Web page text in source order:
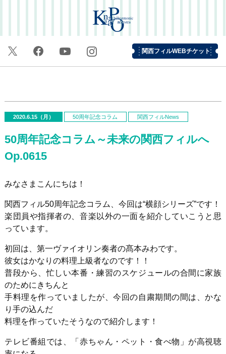
関西フィルWEBチケット
2020.6.15（月） 50周年記念コラム 関西フィルNews
50周年記念コラム～未来の関西フィルへ
Op.0615
みなさまこんにちは！
関西フィル50周年記念コラム、今回は“横顔シリーズ”です！
楽団員や指揮者の、音楽以外の一面を紹介していこうと思
っています。
初回は、第一ヴァイオリン奏者の髙本みわです。
彼女はかなりの料理上級者なのです！！
普段から、忙しい本番・練習のスケジュールの合間に家族
のためにきちんと
手料理を作っていましたが、今回の自粛期間の間は、かな
り手の込んだ
料理を作っていたそうなので紹介します！
テレビ番組では、「赤ちゃん・ペット・食べ物」が高視聴